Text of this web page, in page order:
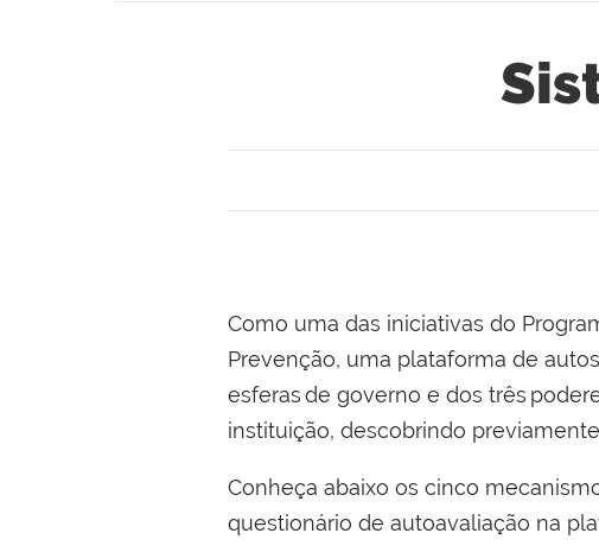
Como uma das iniciativas do
Prevenção, uma plataforma de
esferas de governo e dos três
instituição, descobrindo
Conheça abaixo os cinco
questionário de autoavaliação na